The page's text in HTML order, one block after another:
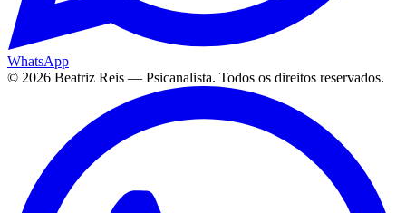
WhatsApp
© 2026 Beatriz Reis — Psicanalista. Todos os direitos reservados.